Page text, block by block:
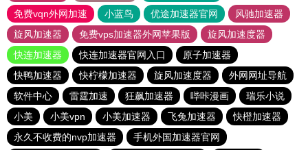
免费vqn外网加速
小蓝鸟 优途加速器官网
风驰加速器
旋风加速器
免费vps加速器外网苹果版
旋风加速度器
快连加速器
快连加速器官网入口
原子加速器
快鸭加速器
快柠檬加速器 旋风加速度器
外网网址导航
软件中心
雷霆加速 狂飙加速器 哔咔漫画
瑞乐小说
小美
小美vpn 小美加速器 飞兔加速器
快橙加速器
永久不收费的nvp加速器
手机外国加速器官网